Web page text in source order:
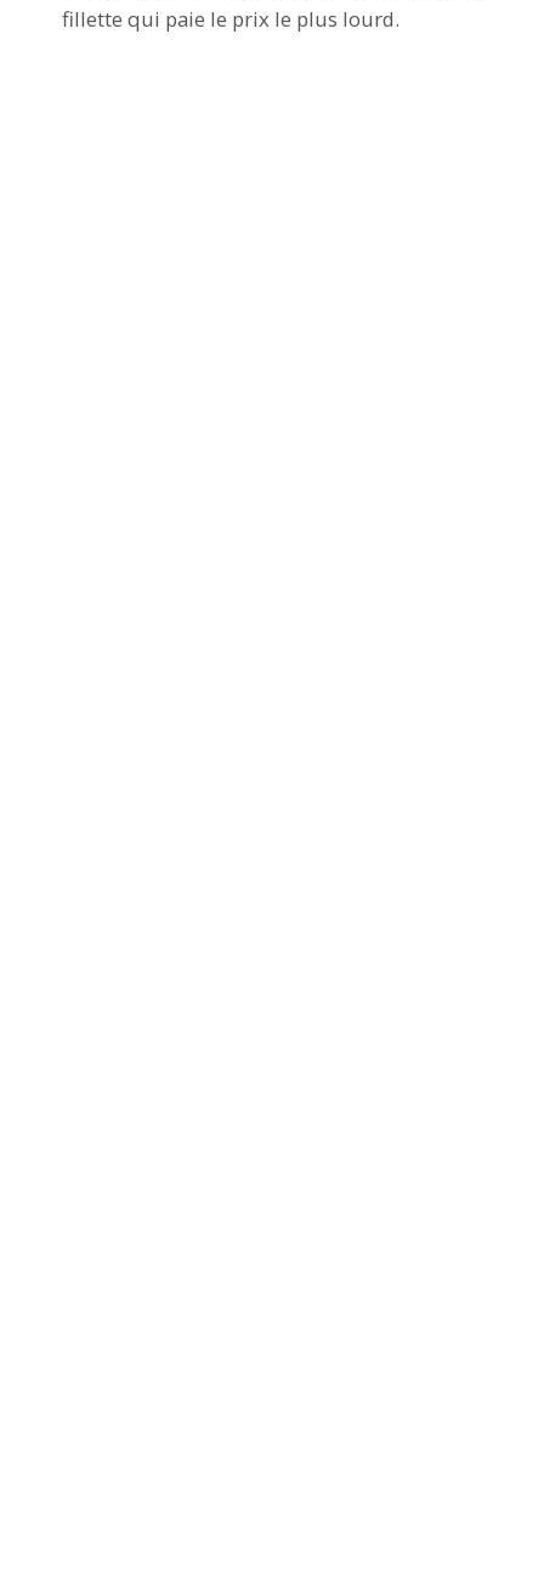
fillette qui paie le prix le plus lourd.